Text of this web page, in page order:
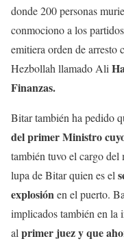
donde 200 personas
conmociono a los
emitiera orden de arresto
Hezbollah llamado Ali
Finanzas.
Bitar también ha pedido
del primer Ministro
también tuvo el cargo
lupa de Bitar quien es el
explosiónen el puerto.
implicados también en la
al primer juez y que